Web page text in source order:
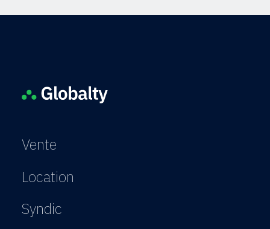
Vente
Location
Syndic